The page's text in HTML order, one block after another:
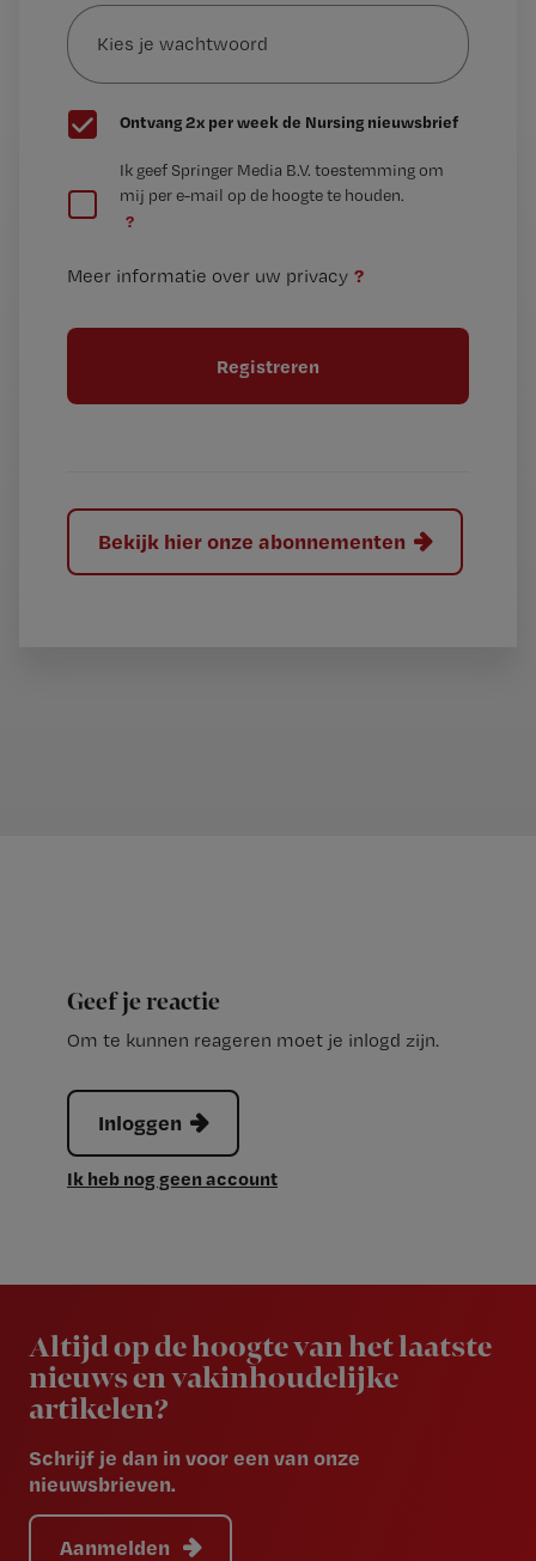
mailadres?
je
wachtwoord
G
e
t
Ontvang 2x per week de Nursing nieuwsbrief
e
t
l
Ik geef Springer Media B.V. toestemming om
mij per e-mail op de hoogte te houden.
?
Meer informatie over uw privacy ?
Bekijk hier onze abonnementen
Geef je reactie
Om te kunnen reageren moet je inlogd zijn.
Inloggen
Ik heb nog geen account
Altijd op de hoogte van het laatste
nieuws en vakinhoudelijke
artikelen?
Schrijf je dan in voor een van onze
nieuwsbrieven.
Aanmelden